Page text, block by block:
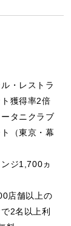
・レストラ
獲得率2倍
タニクラブ
（東京・幕
ジ1,700ヵ
店舗以上の
2名以上利